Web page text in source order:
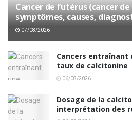
Cancer de l’utérus (cancer
symptômes, causes,
07/08/2026
Cancers
taux de calcitonine
06/08/2026
Dosage de la
interprétation des